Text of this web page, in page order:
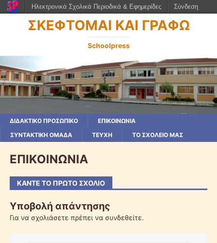
ΣΚΕΦΤΟΜΑΙ ΚΑΙ ΓΡΑΦΩ
Schoolpress
ΔΙΔΑΚΤΙΚΟ ΠΡΟΣΩΠΙΚΟ
ΕΠΙΚΟΙΝΩΝΙΑ
ΣΥΝΤΑΚΤΙΚΗ ΟΜΑΔΑ
ΤΕΥΧΗ ΤΟ ΣΧΟΛΕΙΟ ΜΑΣ
ΕΠΙΚΟΙΝΩΝΙΑ
ΚΆΝΤΕ ΤΟ ΠΡΏΤΟ ΣΧΌΛΙΟ
Υποβολή απάντησης
Για να σχολιάσετε πρέπει να συνδεθείτε.
Ηλεκτρονικά Σχολικά Περιοδικά & Εφημερίδες Σύνδεση